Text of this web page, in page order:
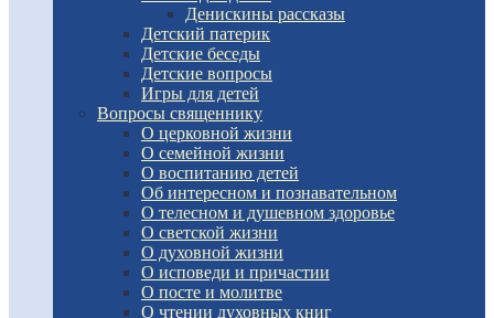
Денискины рассказы
Детский патерик
Детские беседы
Детские вопросы
Игры для детей
Вопросы священнику
О церковной жизни
О семейной жизни
О воспитанию детей
Об интересном и познавательном
О телесном и душевном здоровье
О светской жизни
О духовной жизни
О исповеди и причастии
О посте и молитве
О чтении духовных книг